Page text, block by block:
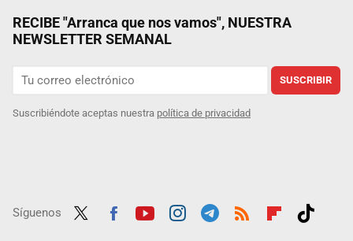
RECIBE "Arranca que nos vamos", NUESTRA
NEWSLETTER SEMANAL
SUSCRIBIR
Suscribiéndote aceptas nuestra política de privacidad
Síguenos